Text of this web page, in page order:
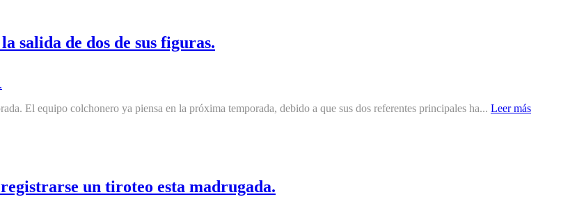
salida de dos de sus figuras.
El equipo colchonero ya piensa en la próxima temporada, debido a que sus dos referentes principales ha... Leer más
un tiroteo esta madrugada.